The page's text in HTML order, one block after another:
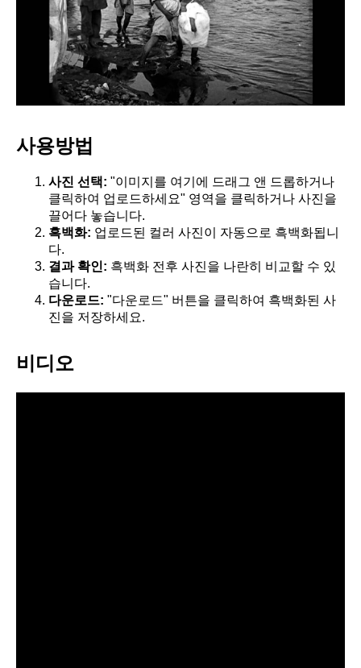
사용방법
사진 선택: "이미지를 여기에 드래그 앤 드롭하거나
클릭하여 업로드하세요" 영역을 클릭하거나 사진을
끌어다 놓습니다.
흑백화: 업로드된 컬러 사진이 자동으로 흑백화됩니
다.
결과 확인: 흑백화 전후 사진을 나란히 비교할 수 있
습니다.
다운로드: "다운로드" 버튼을 클릭하여 흑백화된 사
진을 저장하세요.
비디오